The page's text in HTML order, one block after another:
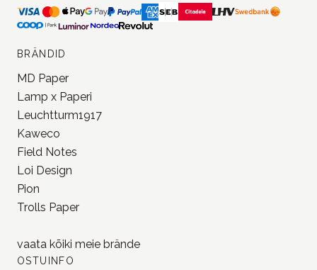
BRÄNDID
MD Paper
Lamp x Paperi
Leuchtturm1917
Kaweco
Field Notes
Loi Design
Pion
Trolls Paper
vaata kõiki meie brände
OSTUINFO